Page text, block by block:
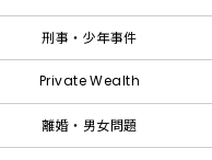
刑事・少年事件
Private Wealth
離婚・男女問題